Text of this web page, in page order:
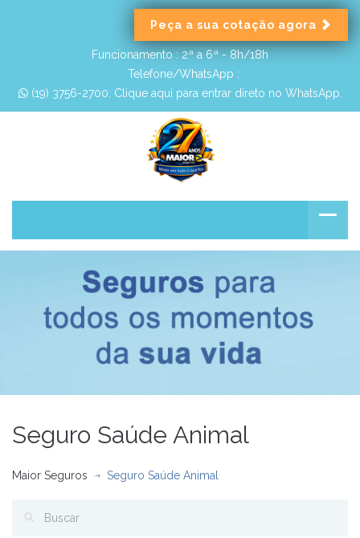
Peça a sua cotação agora
Funcionamento :2ª a 6ª - 8h/18h
Telefone/WhatsApp :
(19) 3756-2700. Clique aqui para entrar direto no WhatsApp.
Seguro Saúde Animal
Maior Seguros Seguro Saúde Animal